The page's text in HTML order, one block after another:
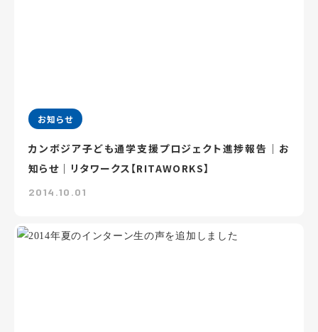
お知らせ
カンボジア子ども通学支援プロジェクト進捗報告｜お
知らせ｜リタワークス【RITAWORKS】
2014.10.01